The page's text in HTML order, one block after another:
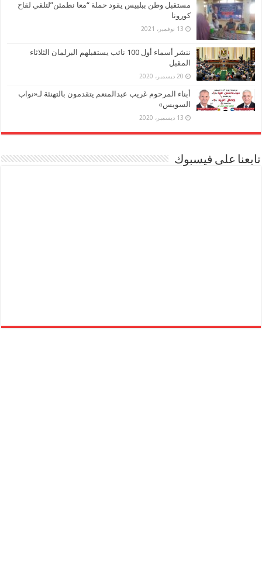
مستقبل وطن ببلبيس يقود حملة “معا نطمئن”لتلقي لقاح
كورونا
13 نوفمبر، 2021
ننشر أسماء أول 100 نائب يستقبلهم البرلمان الثلاثاء
المقبل
20 ديسمبر، 2020
أبناء المرحوم غريب عبدالمنعم يتقدمون بالتهنئة لـ«نواب
السويس»
13 ديسمبر، 2020
تابعنا على فيسبوك